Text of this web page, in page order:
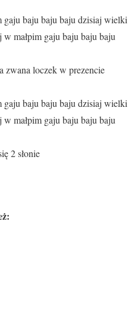
gaju baju baju baju dzisiaj wielki
małpim gaju baju baju baju
zwana loczek w prezencie
gaju baju baju baju dzisiaj wielki
małpim gaju baju baju baju
2 słonie